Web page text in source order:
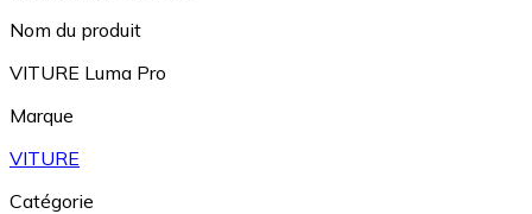
Nom du produit
VITURE Luma Pro
Marque
VITURE
Catégorie